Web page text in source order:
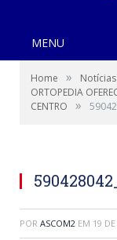
MENU
Home » Notícias
ORTOPEDIA
CENTRO
»
POR ASCOM2 EM 19